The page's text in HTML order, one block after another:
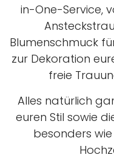
in-One-Service,
Blumenschmuck
zur Dekoration
freie
Alles natürlich
euren Stil sowie
besonders